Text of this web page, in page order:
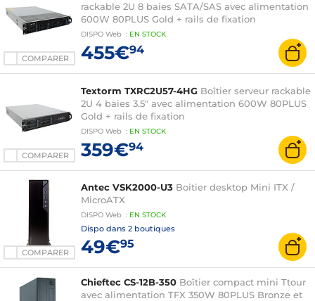
COMPARER
rackable 2U 8 baies SATA/SAS avec alimentation
600W 80PLUS Gold + rails de fixation
DISPO Web : EN STOCK
455€94
COMPARER
Textorm TXRC2U57-4HG Boîtier serveur rackable
2U 4 baies 3.5" avec alimentation 600W 80PLUS
Gold + rails de fixation
DISPO Web : EN STOCK
359€94
COMPARER
Antec VSK2000-U3 Boitier desktop Mini ITX /
MicroATX
DISPO Web : EN STOCK
Dispo dans 2 boutiques
49€95
Chieftec CS-12B-350 Boîtier compact mini Ttour
avec alimentation TFX 350W 80PLUS Bronze et